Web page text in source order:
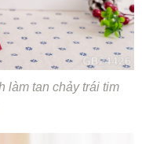
làm tan chảy trái tim